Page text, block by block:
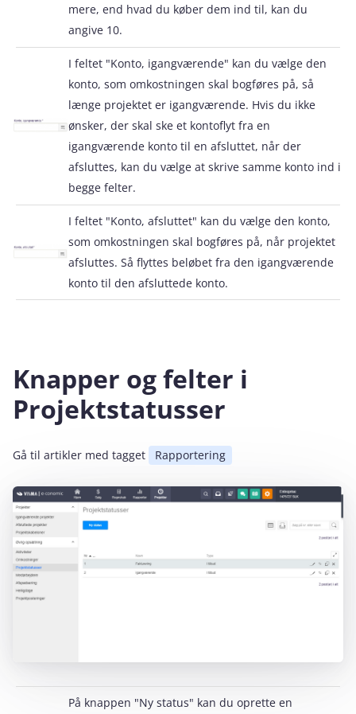
mere, end hvad du køber dem ind til, kan du
angive 10.
I feltet "Konto, igangværende" kan du vælge den
konto, som omkostningen skal bogføres på, så
længe projektet er igangværende. Hvis du ikke
ønsker, der skal ske et kontoflyt fra en
igangværende konto til en afsluttet, når der
afsluttes, kan du vælge at skrive samme konto ind i
begge felter.
I feltet "Konto, afsluttet" kan du vælge den konto,
som omkostningen skal bogføres på, når projektet
afsluttes. Så flyttes beløbet fra den igangværende
konto til den afsluttede konto.
Knapper og felter i
Projektstatusser
Gå til artikler med tagget Rapportering
På knappen "Ny status" kan du oprette en